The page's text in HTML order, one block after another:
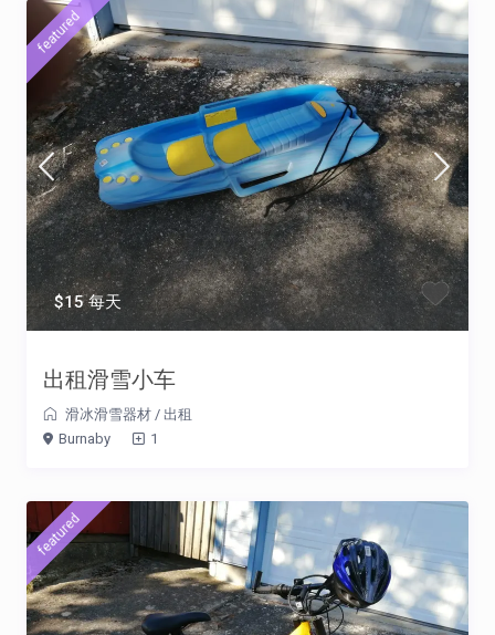
$15 每天
featured
出租滑雪小车
滑冰滑雪器材 / 出租
Burnaby
1
featured